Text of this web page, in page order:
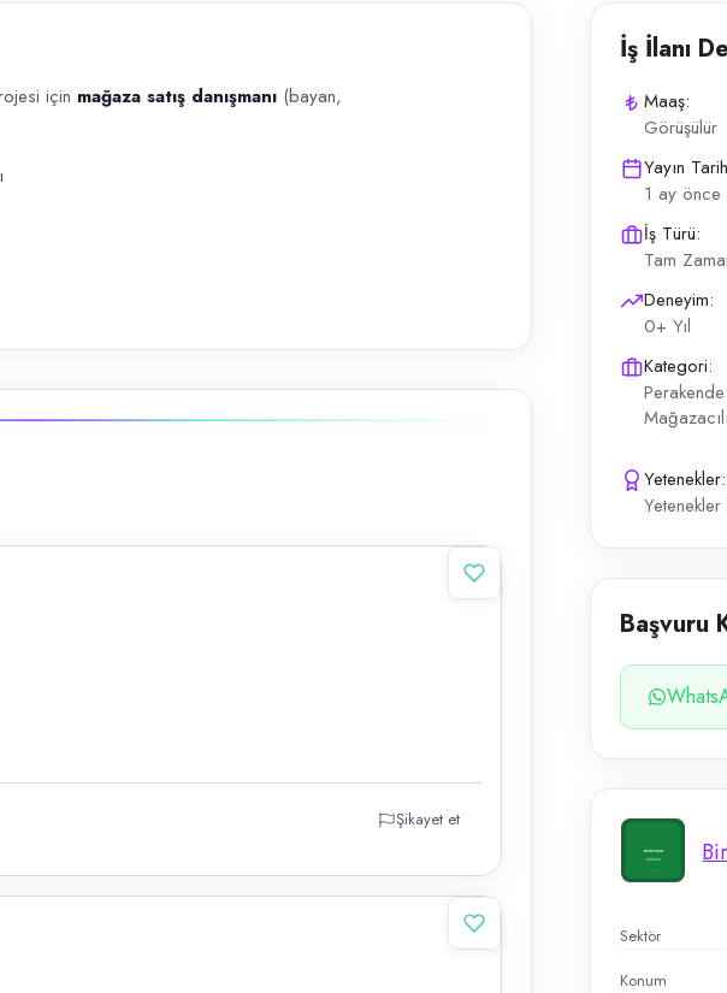
satış danışmanı (bayan, 18–27 yaş ). Fidan ve tohum topu satışı; proje tanıtımı;
için mağaza satış danışmanı (bayan,
İş İlanı
Maaş:
Görüşülür
Yayın
1 ay önce
İş Türü:
Tam
Deneyim:
0+ Yıl
Kategori:
Yetenekler:
Başvuru
Sektör
Konum
Şikayet et